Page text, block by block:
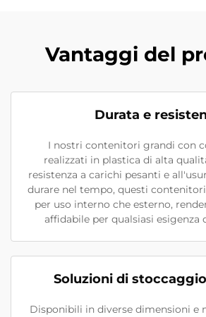
Vantaggi del
Durata e
I nostri contenitori grandi con
realizzati in plastica di alta
resistenza a carichi pesanti e
durare nel tempo, questi
per uso interno che esterno,
affidabile per qualsiasi esigenza
Soluzioni di
Disponibili in diverse dimensioni e